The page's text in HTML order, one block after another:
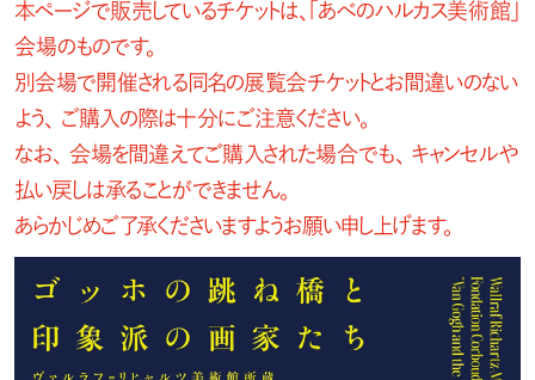
本ページで販売しているチケットは、「あべのハルカス美術館」
会 場のものです。
別 会 場 で 開 催 さ れ る 同 名 の 展 覧 会 チ ケ ットと お 間 違 い の な い
よう、ご 購 入の際 は 十 分 にご 注 意ください 。
なお、会場を間違えてご購入された場合でも、キャンセルや
払い戻しは 承ることが できません 。
あらかじめご了承くださいますようお願い申し上げます。